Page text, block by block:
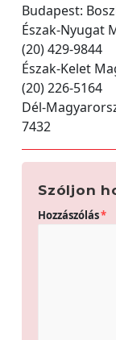
Budapest:
Észak-Nyugat
(20) 429-9844
Észak-Kelet
(20) 226-5164
Dél-
7432
Szóljon
Hozzászólás*